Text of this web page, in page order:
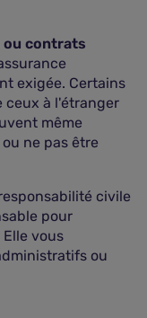
ou contrats
exigée. Certains
ceux à l'étranger
même
ne pas être
civile
pour
vous
ou